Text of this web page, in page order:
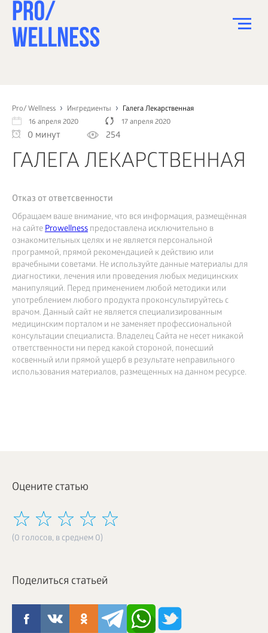
Pro/ Wellness Ингредиенты
Галега Лекарственная
16 апреля 2020
17 апреля 2020
0 минут 254
ГАЛЕГА ЛЕКАРСТВЕННАЯ
Отказ от ответсвенности
Обращаем ваше внимание, что вся информация, размещённая
на сайтеProwellness предоставлена исключительно в
ознакомительных целях и не является персональной
программой, прямой рекомендацией к действию или
врачебными советами. Не используйте данные материалы для
диагностики, лечения или проведения любых медицинских
манипуляций. Перед применением любой методики или
употреблением любого продукта проконсультируйтесь с
врачом. Данный сайт не является специализированным
медицинским порталом и не заменяет профессиональной
консультации специалиста. Владелец Сайта не несет никакой
ответственности ни перед какой стороной, понесший
косвенный или прямой ущерб в результате неправильного
использования материалов, размещенных на данном ресурсе.
Оцените статью
(0 голосов, в среднем 0)
Поделиться статьей
СПОРТ
ЗДОРОВЬЕ
КРАСОТА
ДЕТИ
ДОМ
КАК?
БИЗНЕС